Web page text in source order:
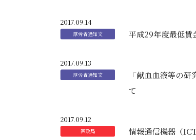
2017.09.14
平成29年度最低賃
2017.09.13
「献血血液等の
て
2017.09.12
情報通信機器（